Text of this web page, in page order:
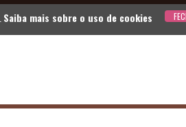
Saiba mais sobre o uso de cookies